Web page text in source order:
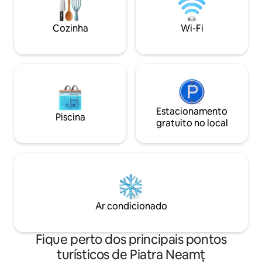
ondas, máquina
Cozinha Wi-Fi
Piscina
Estacionamento
gratuito no local
Ar condicionado
Fique perto dos principais pontos
turísticos de Piatra Neamț